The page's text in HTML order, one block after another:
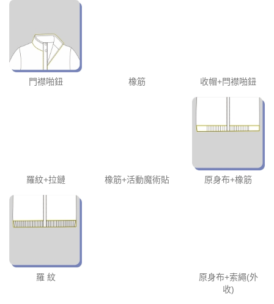
門襟啪鈕 橡筋 收帽+閂襟啪鈕
羅紋+拉鏈 橡筋+活動魔術貼 原身布+橡筋
羅 紋
原身布+索繩(外
收)